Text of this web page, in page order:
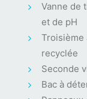
Vanne de
et de pH
Troisième
recyclée
Seconde
Bac à